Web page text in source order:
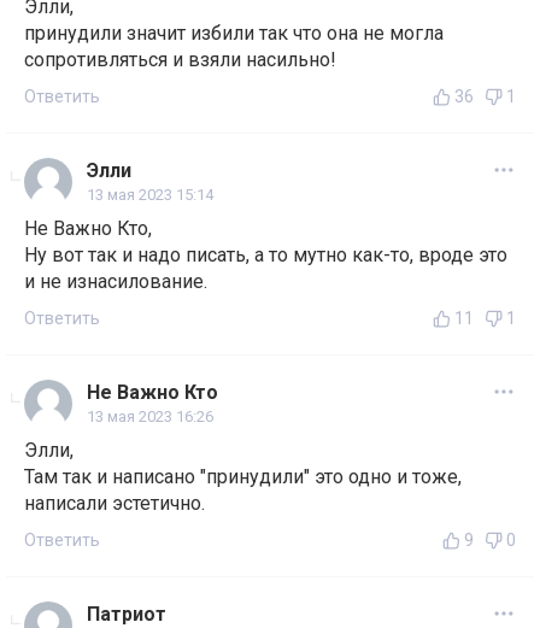
Элли,
принудили значит избили так что она не могла
сопротивляться и взяли насильно!
Ответить 36 1
Элли
13 мая 2023 15:14
Не Важно Кто,
Ну вот так и надо писать, а то мутно как-то, вроде это
и не изнасилование.
Ответить 11 1
Не Важно Кто
13 мая 2023 16:26
Элли,
Там так и написано "принудили" это одно и тоже,
написали эстетично.
Ответить 9 0
Патриот